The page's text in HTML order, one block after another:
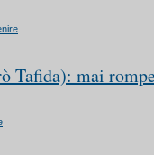
Tafida): mai